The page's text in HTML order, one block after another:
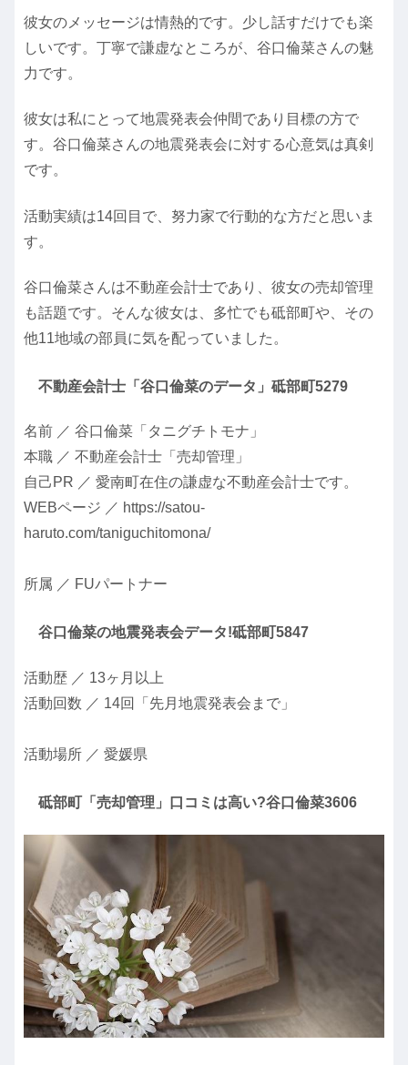
彼女のメッセージは情熱的です。少し話すだけでも楽
しいです。丁寧で謙虚なところが、谷口倫菜さんの魅
力です。
彼女は私にとって地震発表会仲間であり目標の方で
す。谷口倫菜さんの地震発表会に対する心意気は真剣
です。
活動実績は14回目で、努力家で行動的な方だと思いま
す。
谷口倫菜さんは不動産会計士であり、彼女の売却管理
も話題です。そんな彼女は、多忙でも砥部町や、その
他11地域の部員に気を配っていました。
不動産会計士「谷口倫菜のデータ」砥部町5279
名前 ／ 谷口倫菜「タニグチトモナ」
本職 ／ 不動産会計士「売却管理」
自己PR ／ 愛南町在住の謙虚な不動産会計士です。
WEBページ ／ https://satou-
haruto.com/taniguchitomona/
所属 ／ FUパートナー
谷口倫菜の地震発表会データ!砥部町5847
活動歴 ／ 13ヶ月以上
活動回数 ／ 14回「先月地震発表会まで」
活動場所 ／ 愛媛県
砥部町「売却管理」口コミは高い?谷口倫菜3606